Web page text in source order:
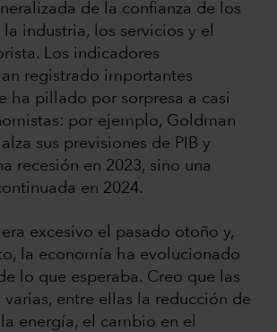
de la confianza de los
industria, los servicios y el
Los indicadores
registrado importantes
ha pillado por sorpresa a casi
por ejemplo, Goldman
sus previsiones de PIB y
recesión en 2023, sino una
en 2024.
excesivo el pasado otoño y,
la economía ha evolucionado
lo que esperaba. Creo que las
varias, entre ellas la reducción de
energía, el cambio en el